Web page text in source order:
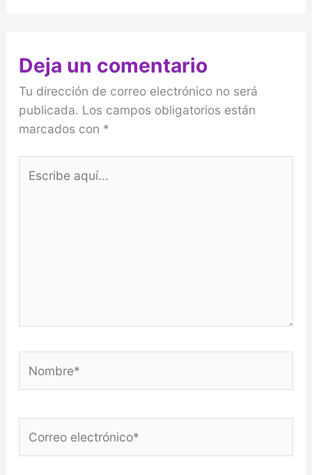
Deja un comentario
Tu dirección de correo electrónico no será
publicada. Los campos obligatorios están
marcados con *
aquí...
electrónico*